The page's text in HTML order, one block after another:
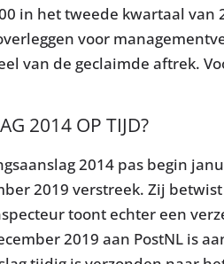
in het tweede kwartaal van
voor
van de geclaimde aftrek.
2014 OP TIJD?
2014 pas begin
2019 verstreek. Zij
toont echter een
2019 aan PostNL is